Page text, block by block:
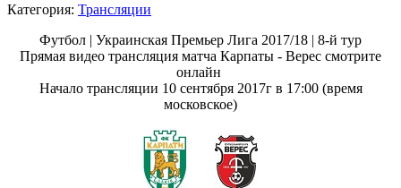
Категория: Трансляции
Футбол | Украинская Премьер Лига 2017/18 | 8-й тур
Прямая видео трансляция матча Карпаты - Верес смотрите
онлайн
Начало трансляции 10 сентября 2017г в 17:00 (время
московское)